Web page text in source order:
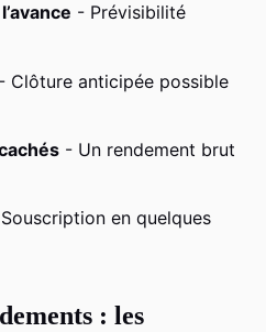
- Prévisibilité
- Clôture anticipée possible
- Un rendement brut
en quelques
: les